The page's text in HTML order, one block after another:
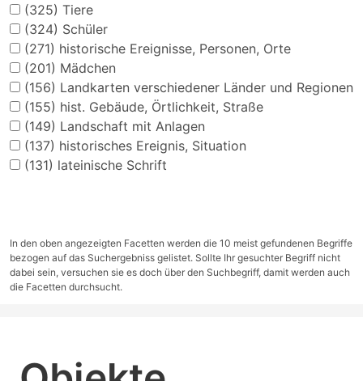
(325) Tiere
(324) Schüler
(271) historische Ereignisse, Personen, Orte
(201) Mädchen
(156) Landkarten verschiedener Länder und Regionen
(155) hist. Gebäude, Örtlichkeit, Straße
(149) Landschaft mit Anlagen
(137) historisches Ereignis, Situation
(131) lateinische Schrift
In den oben angezeigten Facetten werden die 10 meist gefundenen Begriffe
bezogen auf das Suchergebniss gelistet. Sollte Ihr gesuchter Begriff nicht
dabei sein, versuchen sie es doch über den Suchbegriff, damit werden auch
die Facetten durchsucht.